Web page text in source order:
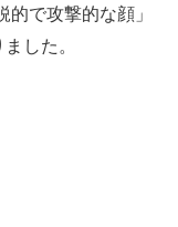
的で攻撃的な顔」
した。